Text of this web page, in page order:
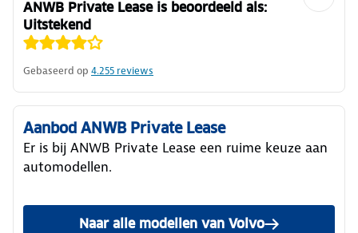
ANWB Private Lease is beoordeeld als:
Uitstekend
Gebaseerd op 4.255 reviews
Aanbod ANWB Private Lease
Er is bij ANWB Private Lease een ruime keuze aan
automodellen.
Naar alle modellen van Volvo